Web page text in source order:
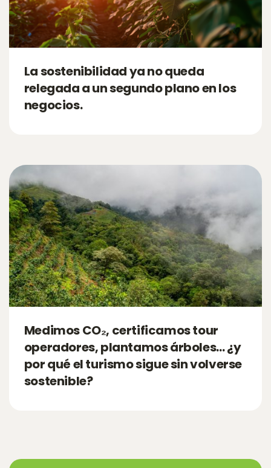
La sostenibilidad ya no queda
relegada a un segundo plano en los
negocios.
Medimos CO₂, certificamos tour
operadores, plantamos árboles… ¿y
por qué el turismo sigue sin volverse
sostenible?